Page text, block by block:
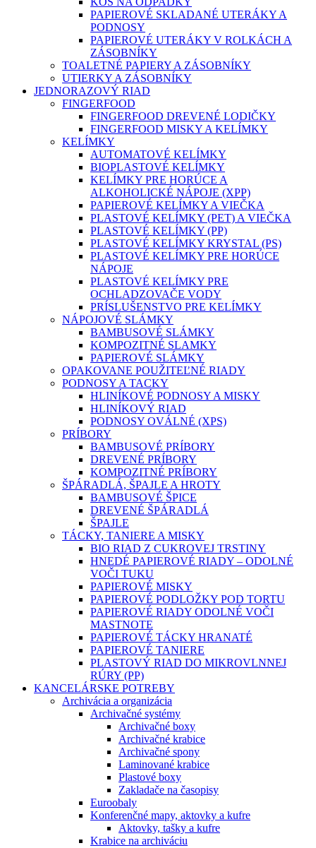
PAPIEROVÉ SKLADANÉ UTERÁKY A
PODNOSY
PAPIEROVÉ UTERÁKY V ROLKÁCH A
ZÁSOBNÍKY
TOALETNÉ PAPIERY A ZÁSOBNÍKY
UTIERKY A ZÁSOBNÍKY
JEDNORAZOVÝ RIAD
FINGERFOOD
FINGERFOOD DREVENÉ LODIČKY
FINGERFOOD MISKY A KELÍMKY
KELÍMKY
AUTOMATOVÉ KELÍMKY
BIOPLASTOVÉ KELÍMKY
KELÍMKY PRE HORÚCE A
ALKOHOLICKÉ NÁPOJE (XPP)
PAPIEROVÉ KELÍMKY A VIEČKA
PLASTOVÉ KELÍMKY (PET) A VIEČKA
PLASTOVÉ KELÍMKY (PP)
PLASTOVÉ KELÍMKY KRYSTAL (PS)
PLASTOVÉ KELÍMKY PRE HORÚCE
NÁPOJE
PLASTOVÉ KELÍMKY PRE
OCHLADZOVAČE VODY
PRÍSLUŠENSTVO PRE KELÍMKY
NÁPOJOVÉ SLÁMKY
BAMBUSOVÉ SLÁMKY
KOMPOZITNÉ SLAMKY
PAPIEROVÉ SLÁMKY
OPAKOVANE POUŽITEĽNÉ RIADY
PODNOSY A TACKY
HLINÍKOVÉ PODNOSY A MISKY
HLINÍKOVÝ RIAD
PODNOSY OVÁLNÉ (XPS)
PRÍBORY
BAMBUSOVÉ PRÍBORY
DREVENÉ PRÍBORY
KOMPOZITNÉ PRÍBORY
ŠPÁRADLÁ, ŠPAJLE A HROTY
BAMBUSOVÉ ŠPICE
DREVENÉ ŠPÁRADLÁ
ŠPAJLE
TÁCKY, TANIERE A MISKY
BIO RIAD Z CUKROVEJ TRSTINY
HNEDÉ PAPIEROVÉ RIADY – ODOLNÉ
VOČI TUKU
PAPIEROVÉ MISKY
PAPIEROVÉ PODLOŽKY POD TORTU
PAPIEROVÉ RIADY ODOLNÉ VOČI
MASTNOTE
PAPIEROVÉ TÁCKY HRANATÉ
PAPIEROVÉ TANIERE
PLASTOVÝ RIAD DO MIKROVLNNEJ
RÚRY (PP)
KANCELÁRSKE POTREBY
Archivácia a organizácia
Archivačné systémy
Archivačné boxy
Archivačné krabice
Archivačné spony
Laminované krabice
Plastové boxy
Zakladače na časopisy
Euroobaly
Konferenčné mapy, aktovky a kufre
Aktovky, tašky a kufre
Krabice na archiváciu